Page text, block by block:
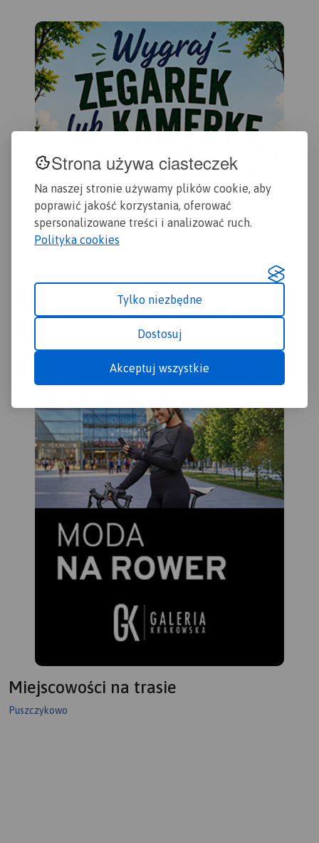
Strona używa ciasteczek
Na naszej stronie używamy plików cookie, aby
poprawić jakość korzystania, oferować
spersonalizowane treści i analizować ruch.
Polityka cookies
Tylko niezbędne
Dostosuj
Akceptuj wszystkie
Kostrzyn.
turystyczno-krajoznawcze
oraz informacje praktyczne.
Rok Wydania 2017
Miejscowości na trasie
Puszczykowo